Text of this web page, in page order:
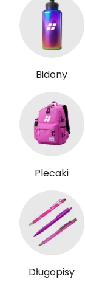
Bidony
Plecaki
Długopisy